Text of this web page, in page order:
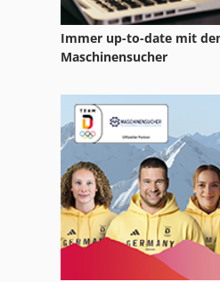
Immer up-to-date mit
Maschinensucher